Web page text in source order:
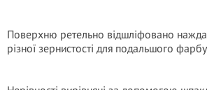
Поверхню ретельно відшліфовано
різної зернистості для подальшого